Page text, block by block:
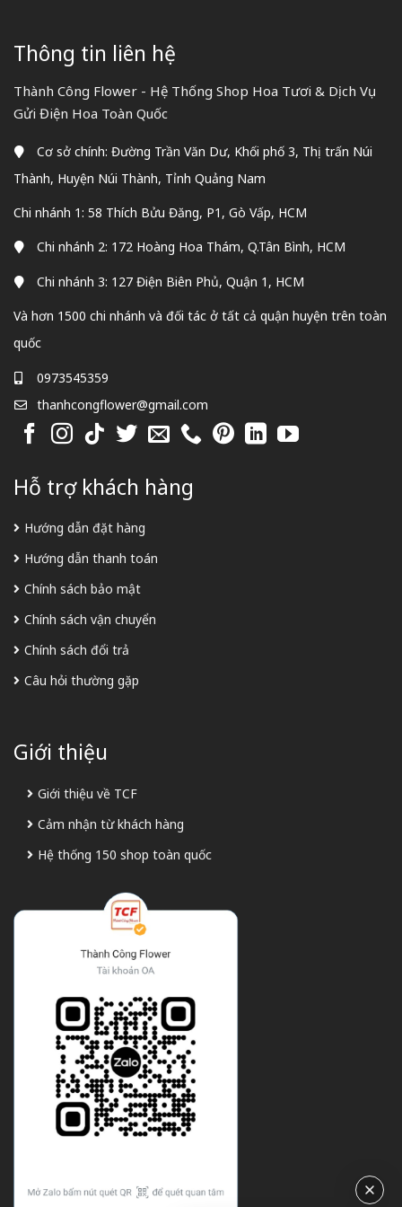
Thông tin liên hệ
Thành Công Flower - Hệ Thống Shop Hoa Tươi & Dịch Vụ
Gửi Điện Hoa Toàn Quốc
Cơ sở chính: Đường Trần Văn Dư, Khối phố 3, Thị trấn Núi
Thành, Huyện Núi Thành, Tỉnh Quảng Nam
Chi nhánh 1: 58 Thích Bửu Đăng, P1, Gò Vấp, HCM
Chi nhánh 2: 172 Hoàng Hoa Thám, Q.Tân Bình, HCM
Chi nhánh 3: 127 Điện Biên Phủ, Quận 1, HCM
Và hơn 1500 chi nhánh và đối tác ở tất cả quận huyện trên toàn
quốc
0973545359
thanhcongflower@gmail.com
Hỗ trợ khách hàng
Hướng dẫn đặt hàng
Hướng dẫn thanh toán
Chính sách bảo mật
Chính sách vận chuyển
Chính sách đổi trả
Câu hỏi thường gặp
Giới thiệu
Giới thiệu về TCF
Cảm nhận từ khách hàng
Hệ thống 150 shop toàn quốc